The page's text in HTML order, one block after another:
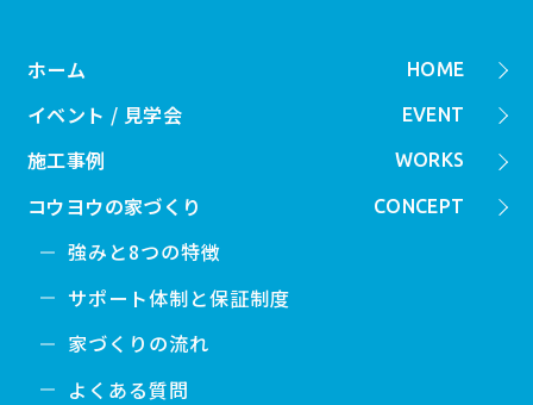
HOME
ホーム
EVENT
イベント / 見学会
WORKS
施工事例
CONCEPT
コウヨウの家づくり
強みと8つの特徴
サポート体制と保証制度
家づくりの流れ
よくある質問